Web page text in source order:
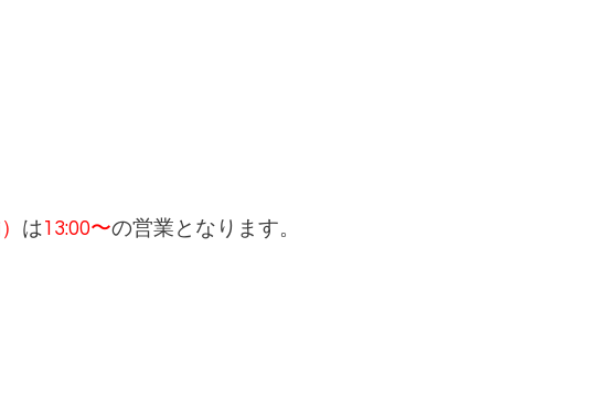
は13:00〜の営業となります。